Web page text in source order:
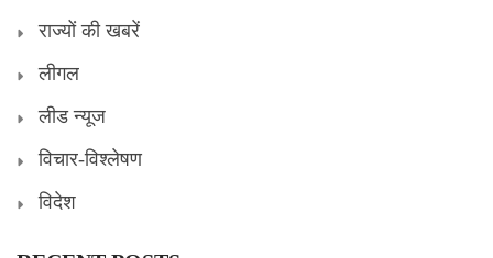
राज्यों की खबरें
लीगल
लीड न्यूज
विचार-विश्लेषण
विदेश